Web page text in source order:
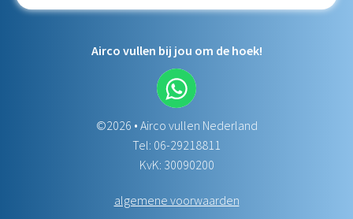
Airco vullen bij jou om de hoek!
©2026 • Airco vullen Nederland
Tel: 06-29218811
KvK: 30090200
algemene voorwaarden